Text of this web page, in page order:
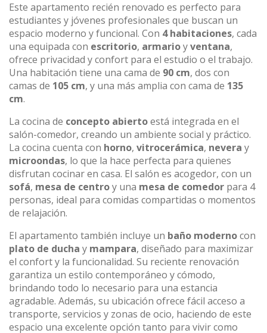
Este apartamento recién renovado es perfecto para
estudiantes y jóvenes profesionales que buscan un
espacio moderno y funcional. Con 4 habitaciones, cada
una equipada con escritorio, armarioyventana,
ofrece privacidad y confort para el estudio o el trabajo.
Una habitación tiene una cama de 90 cm, dos con
camas de 105 cm, y una más amplia con cama de 135
cm.
La cocina de concepto abiertoestá integrada en el
salón-comedor, creando un ambiente social y práctico.
La cocina cuenta con horno, vitrocerámica, nevera y
microondas, lo que la hace perfecta para quienes
disfrutan cocinar en casa. El salón es acogedor, con un
sofá, mesa de centroy una mesa de comedor para 4
personas, ideal para comidas compartidas o momentos
de relajación.
El apartamento también incluye un baño modernocon
plato de ducha y mampara, diseñado para maximizar
el confort y la funcionalidad. Su reciente renovación
garantiza un estilo contemporáneo y cómodo,
brindando todo lo necesario para una estancia
agradable. Además, su ubicación ofrece fácil acceso a
transporte, servicios y zonas de ocio, haciendo de este
espacio una excelente opción tanto para vivir como